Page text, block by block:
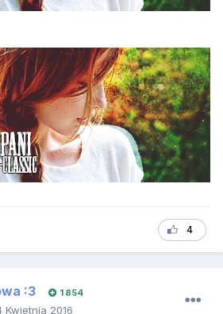
4
:3 1 854
Kwietnia 2016